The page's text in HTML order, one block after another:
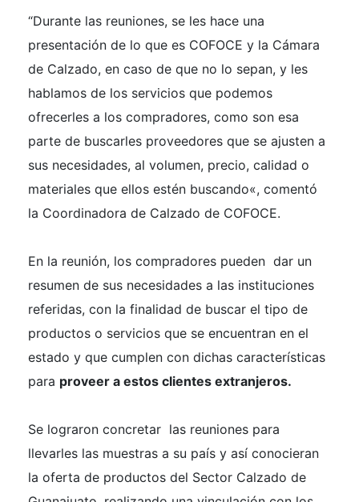
“Durante las reuniones, se les hace una
presentación de lo que es COFOCE y la Cámara
de Calzado, en caso de que no lo sepan, y les
hablamos de los servicios que podemos
ofrecerles a los compradores, como son esa
parte de buscarles proveedores que se ajusten a
sus necesidades, al volumen, precio, calidad o
materiales que ellos estén buscando«, comentó
la Coordinadora de Calzado de COFOCE.
En la reunión, los compradores pueden dar un
resumen de sus necesidades a las instituciones
referidas, con la finalidad de buscar el tipo de
productos o servicios que se encuentran en el
estado y que cumplen con dichas características
para proveer a estos clientes extranjeros.
Se lograron concretar las reuniones para
llevarles las muestras a su país y así conocieran
la oferta de productos del Sector Calzado de